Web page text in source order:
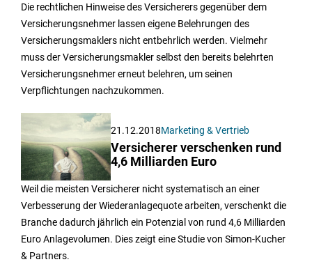
Die rechtlichen Hinweise des Versicherers gegenüber dem
Versicherungsnehmer lassen eigene Belehrungen des
Versicherungsmaklers nicht entbehrlich werden. Vielmehr
muss der Versicherungsmakler selbst den bereits belehrten
Versicherungsnehmer erneut belehren, um seinen
Verpflichtungen nachzukommen.
21.12.2018Marketing & Vertrieb
Versicherer verschenken rund
4,6 Milliarden Euro
Weil die meisten Versicherer nicht systematisch an einer
Verbesserung der Wiederanlagequote arbeiten, verschenkt die
Branche dadurch jährlich ein Potenzial von rund 4,6 Milliarden
Euro Anlagevolumen. Dies zeigt eine Studie von Simon-Kucher
& Partners.